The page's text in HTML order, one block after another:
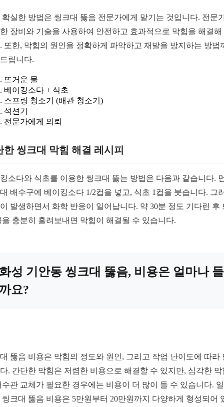
확실한 방법은 씽크대 뚫음 전문가에게 맡기는 것입니다. 전문
장비와 기술을 사용하여 안전하고 효과적으로 막힘을 해결해
또한, 막힘의 원인을 정확하게 파악하고 재발을 방지하는 방법
립니다.
뜨거운 물
베이킹소다 + 식초
스프링 청소기 (배관 청소기)
석션기
전문가에게 의뢰
한 씽크대 막힘 해결 레시피
소다와 식초를 이용한 씽크대 뚫는 방법은 다음과 같습니다.
배수구에 베이킹소다 1/2컵을 넣고, 식초 1컵을 붓습니다. 그
발생하면서 화학 반응이 일어납니다. 약 30분 정도 기다린 후
을 충분히 흘려보내면 막힘이 해결될 수 있습니다.
성 기안동 씽크대 뚫음, 비용은 얼마나 들
요?
뚫음 비용은 막힘의 정도와 원인, 그리고 작업 난이도에 따라
. 간단한 막힘은 저렴한 비용으로 해결할 수 있지만, 심각한 막
수관 교체가 필요한 경우에는 비용이 더 많이 들 수 있습니다.
씽크대 뚫음 비용은 5만원부터 20만원까지 다양하게 형성되어